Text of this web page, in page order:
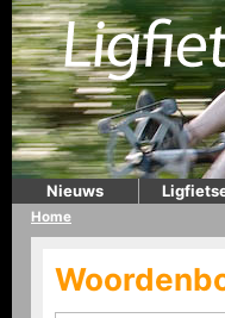
Nieuws
Home